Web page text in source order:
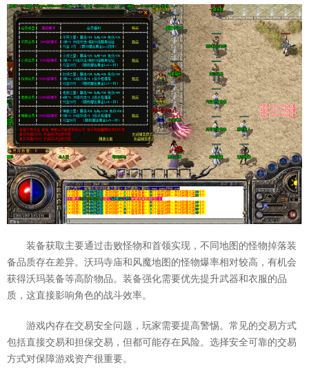
装备获取主要通过击败怪物和首领实现，不同地图的怪物掉落装
备品质存在差异。沃玛寺庙和风魔地图的怪物爆率相对较高，有机会
获得沃玛装备等高阶物品。装备强化需要优先提升武器和衣服的品
质，这直接影响角色的战斗效率。
游戏内存在交易安全问题，玩家需要提高警惕。常见的交易方式
包括直接交易和担保交易，但都可能存在风险。选择安全可靠的交易
方式对保障游戏资产很重要。